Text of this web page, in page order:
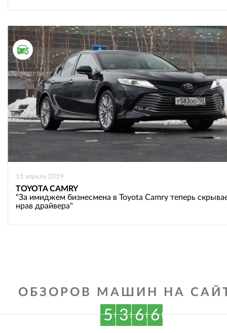
ТЕСТ ДРАЙВ
15 апреля 2019
TOYOTA CAMRY
"За имиджем бизнесмена в Toyota Camry теперь
нрав драйвера"
ОБЗОРОВ МАШИН НА
5 3 6 6